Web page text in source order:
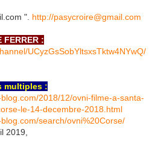
". http://pasycroire@gmail.com
FERRER :
UCyzGsSobYltsxsTktw4NYwQ/
multiples :
2018/12/ovni-filme-a-santa-
le-14-decembre-2018.html
search/ovni%20Corse/
2019,